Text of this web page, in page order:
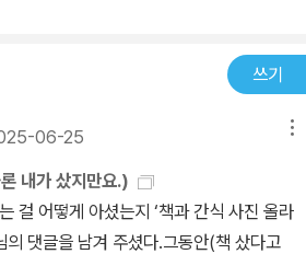
쓰기
06-25
내가 샀지만요.)
걸 어떻게 아셨는지 ‘책과 간식 사진 올라
의 댓글을 남겨 주셨다.그동안(책 샀다고